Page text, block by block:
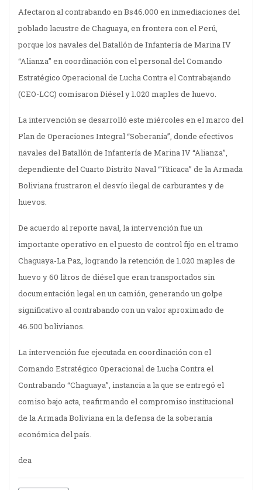
Afectaron al contrabando en Bs46.000 en inmediaciones del
poblado lacustre de Chaguaya, en frontera con el Perú,
porque los navales del Batallón de Infantería de Marina IV
“Alianza” en coordinación con el personal del Comando
Estratégico Operacional de Lucha Contra el Contrabajando
(CEO-LCC) comisaron Diésel y 1.020 maples de huevo.
La intervención se desarrolló este miércoles en el marco del
Plan de Operaciones Integral “Soberanía”, donde efectivos
navales del Batallón de Infantería de Marina IV “Alianza”,
dependiente del Cuarto Distrito Naval “Titicaca” de la Armada
Boliviana frustraron el desvío ilegal de carburantes y de
huevos.
De acuerdo al reporte naval, la intervención fue un
importante operativo en el puesto de control fijo en el tramo
Chaguaya-La Paz, logrando la retención de 1.020 maples de
huevo y 60 litros de diésel que eran transportados sin
documentación legal en un camión, generando un golpe
significativo al contrabando con un valor aproximado de
46.500 bolivianos.
La intervención fue ejecutada en coordinación con el
Comando Estratégico Operacional de Lucha Contra el
Contrabando “Chaguaya”, instancia a la que se entregó el
comiso bajo acta, reafirmando el compromiso institucional
de la Armada Boliviana en la defensa de la soberanía
económica del país.
dea